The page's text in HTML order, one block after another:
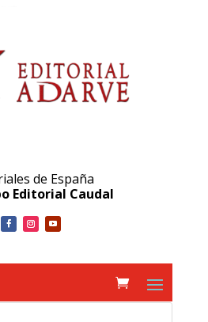
de España
Editorial Caudal